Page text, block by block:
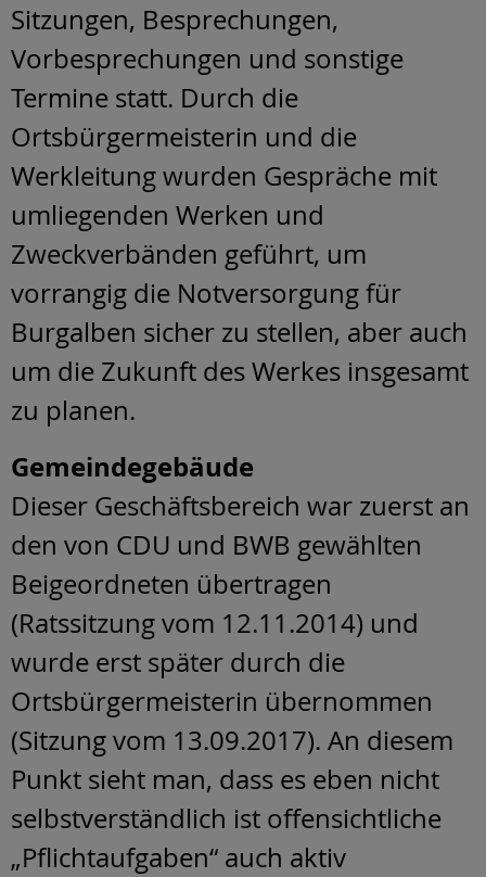
Sitzungen, Besprechungen,
Vorbesprechungen und sonstige
Termine statt. Durch die
Ortsbürgermeisterin und die
Werkleitung wurden Gespräche mit
umliegenden Werken und
Zweckverbänden geführt, um
vorrangig die Notversorgung für
Burgalben sicher zu stellen, aber auch
um die Zukunft des Werkes insgesamt
zu planen.
Gemeindegebäude
Dieser Geschäftsbereich war zuerst an
den von CDU und BWB gewählten
Beigeordneten übertragen
(Ratssitzung vom 12.11.2014) und
wurde erst später durch die
Ortsbürgermeisterin übernommen
(Sitzung vom 13.09.2017). An diesem
Punkt sieht man, dass es eben nicht
selbstverständlich ist offensichtliche
„Pflichtaufgaben“ auch aktiv